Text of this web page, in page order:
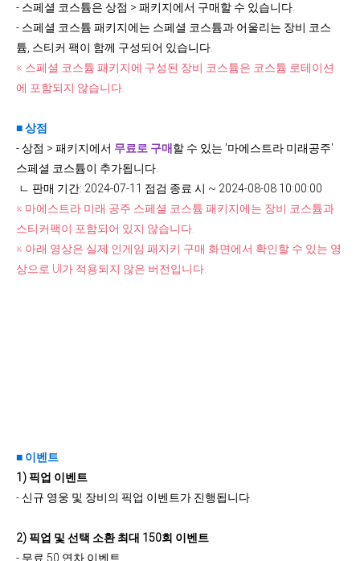
- 스페셜 코스튬은 상점 > 패키지에서 구매할 수 있습니다.
- 스페셜 코스튬 패키지에는 스페셜 코스튬과 어울리는 장비 코스
튬, 스티커 팩이 함께 구성되어 있습니다.
※ 스페셜 코스튬 패키지에 구성된 장비 코스튬은 코스튬 로테이션
에 포함되지 않습니다.
■ 상점
- 상점 > 패키지에서 무료로 구매 할 수 있는 '마에스트라 미래공주'
스페셜 코스튬이 추가됩니다.
ㄴ 판매 기간: 2024-07-11 점검 종료 시 ~ 2024-08-08 10:00:00
※ 마에스트라 미래 공주 스페셜 코스튬 패키지에는 장비 코스튬과
스티커팩이 포함되어 있지 않습니다.
※ 아래 영상은 실제 인게임 패지키 구매 화면에서 확인할 수 있는 영
상으로 UI가 적용되지 않은 버전입니다.
■ 이벤트
1) 픽업 이벤트
- 신규 영웅 및 장비의 픽업 이벤트가 진행됩니다.
2) 픽업 및 선택 소환 최대 150회 이벤트
- 무료 50 연차 이벤트